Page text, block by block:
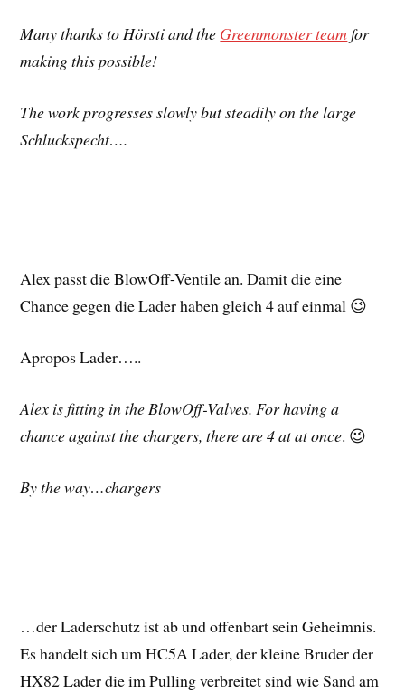
Many thanks to Hörsti and the Greenmonster teamfor
making this possible!
The work progresses slowly but steadily on the large
Schluckspecht….
Alex passt die BlowOff-Ventile an. Damit die eine
Chance gegen die Lader haben gleich 4 auf einmal 😉
Apropos Lader…..
Alex is fitting in the BlowOff-Valves. For having a
chance against the chargers, there are 4 at at once. 😉
By the way…chargers
…der Laderschutz ist ab und offenbart sein Geheimnis.
Es handelt sich um HC5A Lader, der kleine Bruder der
HX82 Lader die im Pulling verbreitet sind wie Sand am